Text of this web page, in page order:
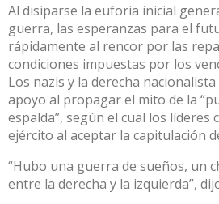
Al disiparse la euforia inicial
guerra, las esperanzas para el
rápidamente al rencor por las
condiciones impuestas por los
Los nazis y la derecha
apoyo al propagar el mito de la
espalda”, según el cual los líderes
ejército al aceptar la capitulación
“Hubo una guerra de sueños, un
entre la derecha y la izquierda”,